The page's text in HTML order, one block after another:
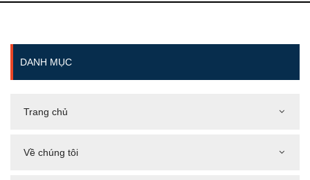
DANH MỤC
Trang chủ
Về chúng tôi